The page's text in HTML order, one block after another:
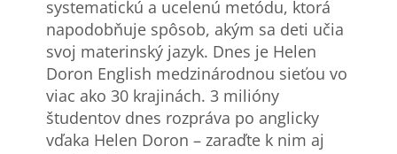
systematickú a ucelenú metódu, ktorá
napodobňuje spôsob, akým sa deti učia
svoj materinský jazyk. Dnes je Helen
Doron English medzinárodnou sieťou vo
viac ako 30 krajinách. 3 milióny
študentov dnes rozpráva po anglicky
vďaka Helen Doron – zaraďte k nim aj